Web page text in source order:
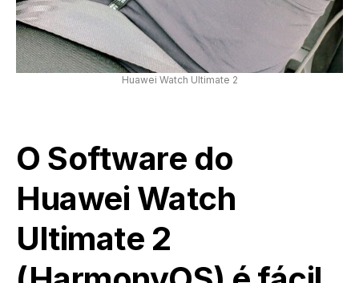
Huawei Watch Ultimate 2
O Software do
Huawei Watch
Ultimate 2